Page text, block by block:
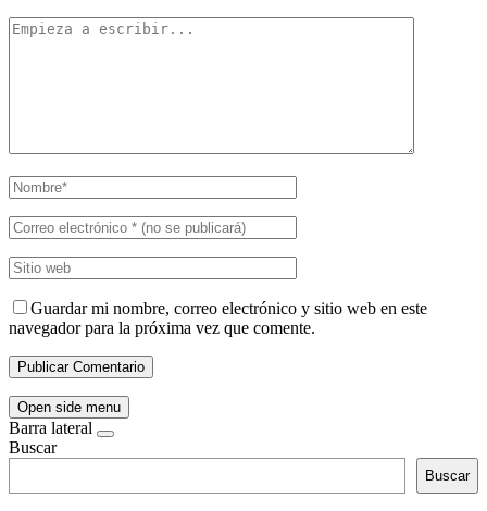
Guardar mi nombre, correo electrónico y sitio web en este
navegador para la próxima vez que comente.
Open side menu
Barra lateral
Buscar
Buscar